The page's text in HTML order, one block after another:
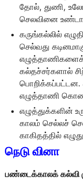
தோல், துணி,
செலவினை
கருங்கல்லில்
செல்வது
கல்தச்சர்களால்
எழுத்தாணி
எழுத்துக்களின்
காலம் செல்லச்
காகிதத்தில்
நெடு வினா
பண்டைக்காலக் கல்வி